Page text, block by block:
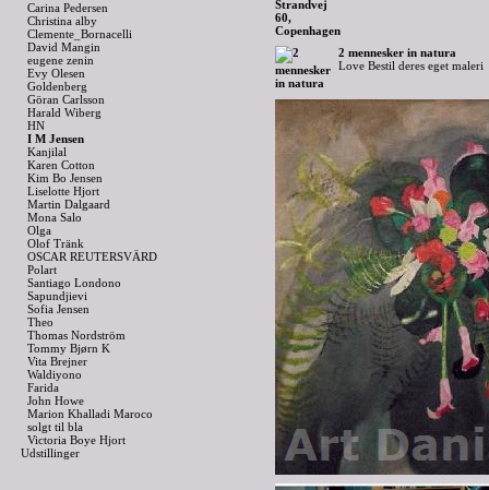
Carina Pedersen
Christina alby
Clemente_Bornacelli
David Mangin
eugene zenin
Evy Olesen
Goldenberg
Göran Carlsson
Harald Wiberg
HN
I M Jensen
Kanjilal
Karen Cotton
Kim Bo Jensen
Liselotte Hjort
Martin Dalgaard
Mona Salo
Olga
Olof Tränk
OSCAR REUTERSVÄRD
Polart
Santiago Londono
Sapundjievi
Sofia Jensen
Theo
Thomas Nordström
Tommy Bjørn K
Vita Brejner
Waldiyono
Farida
John Howe
Marion Khalladi Maroco
solgt til bla
Victoria Boye Hjort
Udstillinger
2 mennesker in natura
Love Bestil deres eget maleri